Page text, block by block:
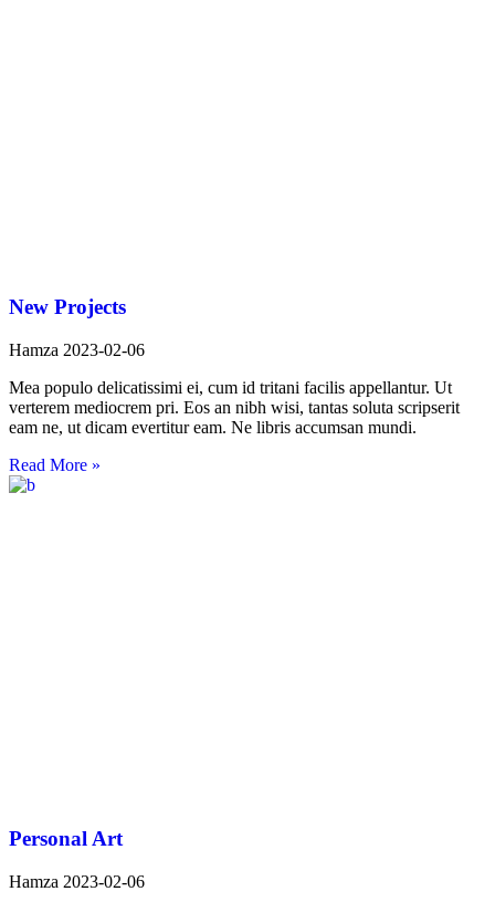
New Projects
Hamza 2023-02-06
Mea populo delicatissimi ei, cum id tritani facilis appellantur. Ut
verterem mediocrem pri. Eos an nibh wisi, tantas soluta scripserit
eam ne, ut dicam evertitur eam. Ne libris accumsan mundi.
Read More »
Personal Art
Hamza 2023-02-06